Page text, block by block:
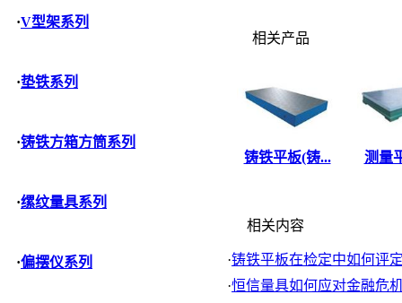
·V型架系列
·垫铁系列
·铸铁方箱方筒系列
·缧纹量具系列
·偏摆仪系列
相关产品
铸铁平板(铸... 测量
相关内容
·铸铁平板在检定中如何评
·恒信量具如何应对金融危